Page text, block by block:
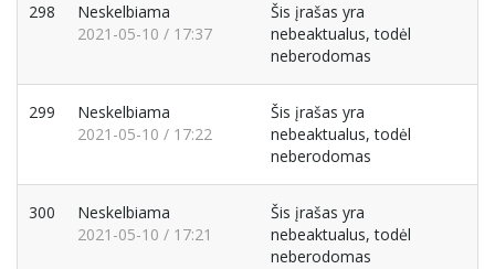
298
Neskelbiama
2021-05-10 / 17:37
Šis įrašas yra
nebeaktualus, todėl
neberodomas
299
Neskelbiama
2021-05-10 / 17:22
Šis įrašas yra
nebeaktualus, todėl
neberodomas
300
Neskelbiama
2021-05-10 / 17:21
Šis įrašas yra
nebeaktualus, todėl
neberodomas